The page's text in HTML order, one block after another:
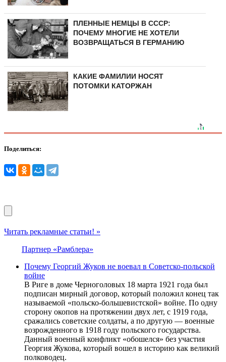
ПЛЕННЫЕ НЕМЦЫ В СССР:
ПОЧЕМУ МНОГИЕ НЕ ХОТЕЛИ
ВОЗВРАЩАТЬСЯ В ГЕРМАНИЮ
КАКИЕ ФАМИЛИИ НОСЯТ
ПОТОМКИ КАТОРЖАН
Поделиться:
Читать рекламные статьи! »
Партнер «Рамблера»
Почему Георгий Жуков не воевал в Советско-польской
войне
В Риге в доме Черноголовых 18 марта 1921 года был
подписан мирный договор, который положил конец так
называемой «польско-большевистской» войне. По одну
сторону окопов на протяжении двух лет, с 1919 года,
сражались советские солдаты, а по другую — военные
возрожденного в 1918 году польского государства.
Данный военный конфликт «обошелся» без участия
Георгия Жукова, который вошел в историю как великий
полководец.